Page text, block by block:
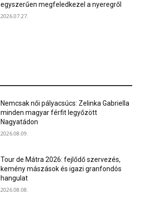
egyszerűen megfeledkezel a nyeregről
2026.07.27.
Nemcsak női pályacsúcs: Zelinka Gabriella
minden magyar férfit legyőzött
Nagyatádon
2026.08.09.
Tour de Mátra 2026: fejlődő szervezés,
kemény mászások és igazi granfondós
hangulat
2026.08.08.